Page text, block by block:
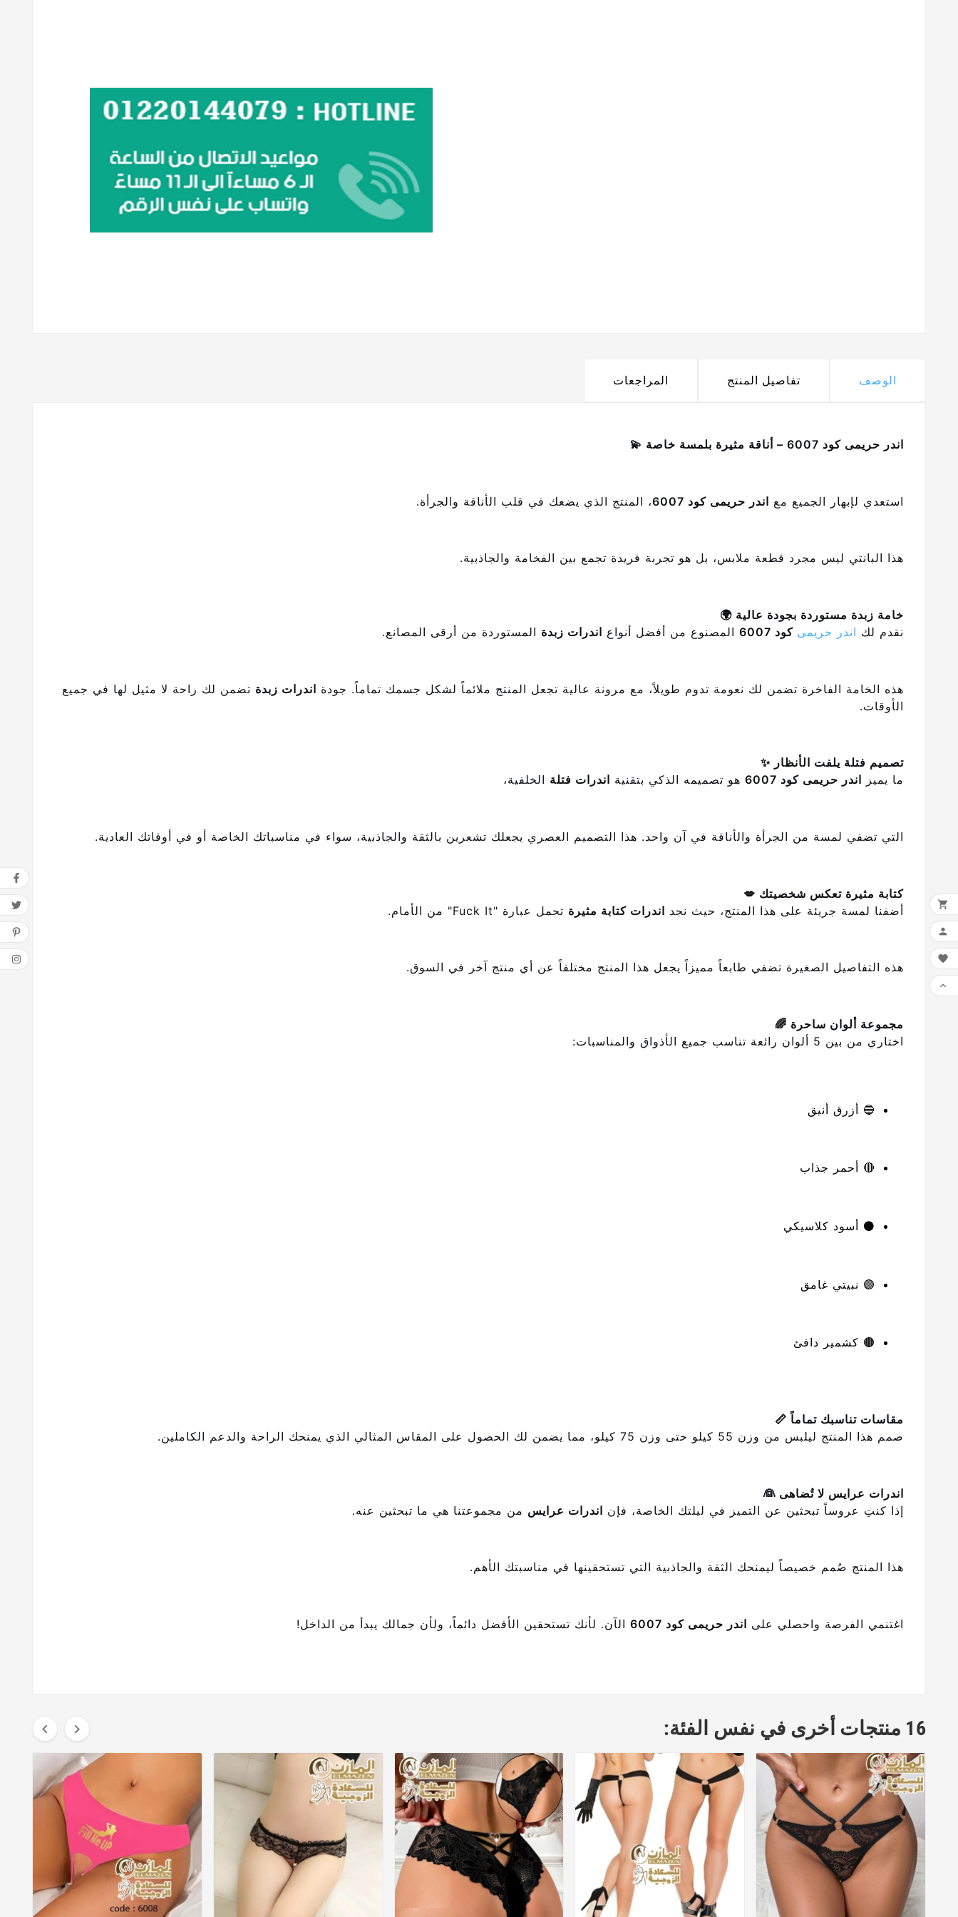
الوصف تفاصيل المنتج المراجعات
اندر حريمى كود 6007 – أناقة مثيرة بلمسة خاصة 💫
استعدي لإبهار الجميع مع اندر حريمى كود 6007 ، المنتج الذي يضعك في قلب الأناقة والجرأة.
هذا البانتي ليس مجرد قطعة ملابس، بل هو تجربة فريدة تجمع بين الفخامة والجاذبية.
خامة زبدة مستوردة بجودة عالية 🌍
نقدم لك اندر حريمى كود 6007 المصنوع من أفضل أنواع اندرات زبدة المستوردة من أرقى المصانع.
هذه الخامة الفاخرة تضمن لك نعومة تدوم طويلاً، مع مرونة عالية تجعل المنتج ملائماً لشكل جسمك تماماً. جودة اندرات زبدة تضمن لك راحة لا مثيل لها في جميع
الأوقات.
تصميم فتلة يلفت الأنظار ✨
ما يميز اندر حريمى كود 6007 هو تصميمه الذكي بتقنية اندرات فتلة الخلفية،
التي تضفي لمسة من الجرأة والأناقة في آن واحد. هذا التصميم العصري يجعلك تشعرين بالثقة والجاذبية، سواء في مناسباتك الخاصة أو في أوقاتك العادية.
كتابة مثيرة تعكس شخصيتك 💋
أضفنا لمسة جريئة على هذا المنتج، حيث نجد اندرات كتابة مثيرة تحمل عبارة "Fuck It" من الأمام.
هذه التفاصيل الصغيرة تضفي طابعاً مميزاً يجعل هذا المنتج مختلفاً عن أي منتج آخر في السوق.
مجموعة ألوان ساحرة 🌈
اختاري من بين 5 ألوان رائعة تناسب جميع الأذواق والمناسبات:
🔵 أزرق أنيق
🔴 أحمر جذاب
⚫ أسود كلاسيكي
🟣 نبيتي غامق
🟤 كشمير دافئ
مقاسات تناسبك تماماً 📏
صمم هذا المنتج ليلبس من وزن 55 كيلو حتى وزن 75 كيلو، مما يضمن لك الحصول على المقاس المثالي الذي يمنحك الراحة والدعم الكاملين.
اندرات عرايس لا تُضاهى 👰
إذا كنتِ عروساً تبحثين عن التميز في ليلتك الخاصة، فإن اندرات عرايس من مجموعتنا هي ما تبحثين عنه.
هذا المنتج صُمم خصيصاً ليمنحك الثقة والجاذبية التي تستحقينها في مناسبتك الأهم.
اغتنمي الفرصة واحصلي على اندر حريمى كود 6007 الآن. لأنك تستحقين الأفضل دائماً، ولأن جمالك يبدأ من الداخل!
16 منتجات أخرى في نفس الفئة:  



